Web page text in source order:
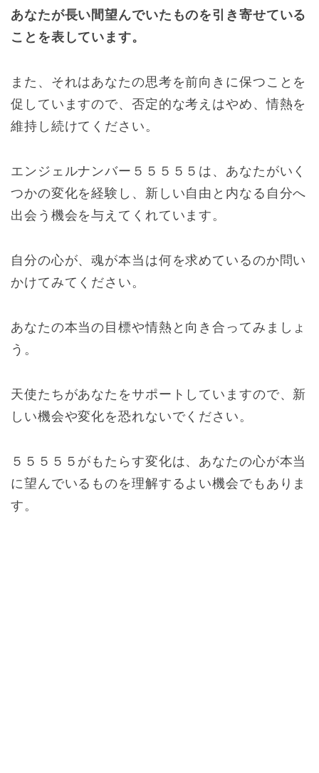
あなたが長い間望んでいたものを引き寄せている
ことを表しています。
また、それはあなたの思考を前向きに保つことを
促していますので、否定的な考えはやめ、情熱を
維持し続けてください。
エンジェルナンバー５５５５５は、あなたがいく
つかの変化を経験し、新しい自由と内なる自分へ
出会う機会を与えてくれています。
自分の心が、魂が本当は何を求めているのか問い
かけてみてください。
あなたの本当の目標や情熱と向き合ってみましょ
う。
天使たちがあなたをサポートしていますので、新
しい機会や変化を恐れないでください。
５５５５５がもたらす変化は、あなたの心が本当
に望んでいるものを理解するよい機会でもありま
す。